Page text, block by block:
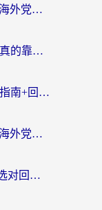
国外翻回国内的加速器怎么选？海外党亲测实用指南，告别地域限制
海外党避坑指南：免费VPN节点真的靠谱吗？教你选对回国加速器无缝访问国内资源
海外党必看：电脑免费VPN下载指南+回国加速器选择全攻略，告别地区限制
归雁加速器改成什么那个？2026海外党回国加速全攻略：告别地区限制，轻松刷剧玩游戏
海外MacBook连不上国内APP？选对回国VPN，告别地区限制的烦恼